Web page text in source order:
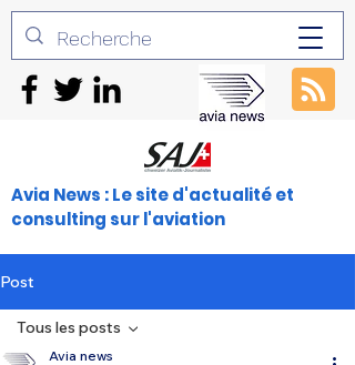
Avia News : Le site d'actualité et
consulting sur l'aviation
Post
Tous les posts
Avia news